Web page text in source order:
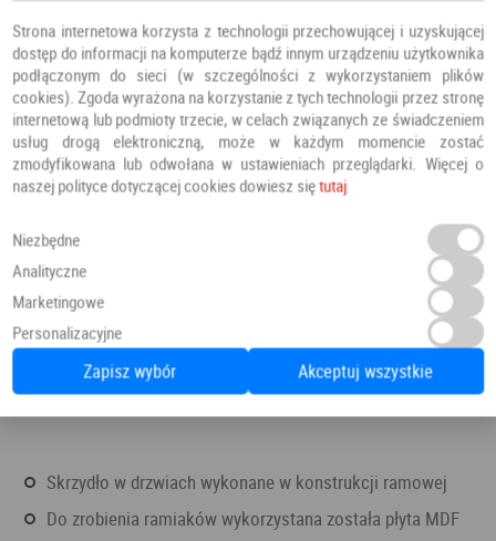
Skrzydło w drzwiach wykonane w konstrukcji ramowej
Do zrobienia ramiaków wykorzystana została płyta MDF
Strona internetowa korzysta z technologii przechowującej i uzyskującej
dostęp do informacji na komputerze bądź innym urządzeniu użytkownika
podłączonym do sieci (w szczególności z wykorzystaniem plików
cookies). Zgoda wyrażona na korzystanie z tych technologii przez stronę
internetową lub podmioty trzecie, w celach związanych ze świadczeniem
usług drogą elektroniczną, może w każdym momencie zostać
zmodyfikowana lub odwołana w ustawieniach przeglądarki. Więcej o
naszej polityce dotyczącej cookies dowiesz siętutaj
Niezbędne
Analityczne
Marketingowe
Personalizacyjne
Zapisz wybór Akceptuj wszystkie